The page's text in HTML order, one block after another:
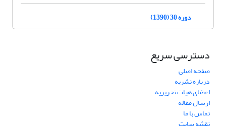
دوره 30 (1390)
دسترسی سریع
صفحه اصلی
درباره نشریه
اعضای هیات تحریریه
ارسال مقاله
تماس با ما
نقشه سایت